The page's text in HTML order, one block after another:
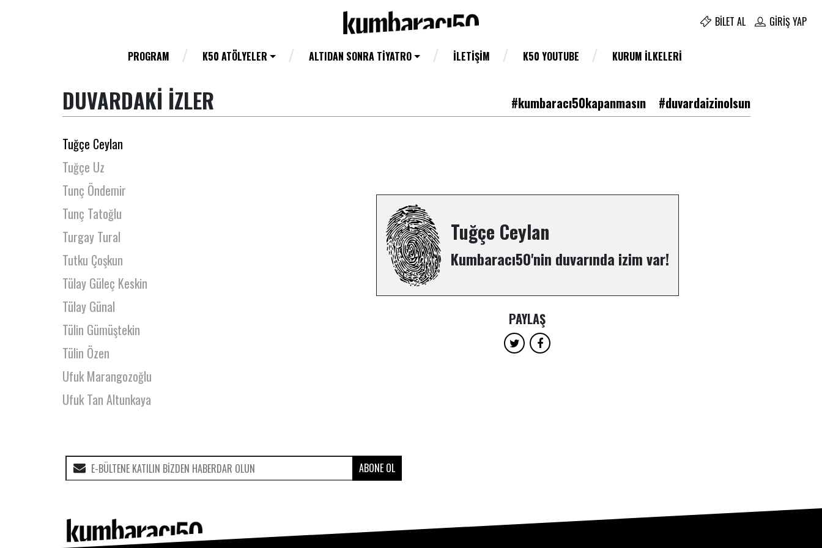
BILET AL GIRIŞ YAP
PROGRAM K50 ATÖLYELER ALTIDAN SONRA TIYATRO İLETIŞIM K50 YOUTUBE KURUM İLKELERI
DUVARDAKİ İZLER #kumbaracı50kapanmasın #duvardaizinolsun
Tuğba İyigün
Tuğçe Bilgin
Tuğçe Ceylan
Tuğçe Uz
Tunç Öndemir
Tunç Tatoğlu
Turgay Tural
Tutku Çoşkun
Tülay Güleç Keskin
Tülay Günal
Tülin Gümüştekin
Tülin Özen
Ufuk Marangozoğlu
Ufuk Tan Altunkaya
Uğur Tosun
Umur Çullu
Umut Aktaylı
Tuğçe Ceylan
Kumbaracı50'nin duvarında izim var!
PAYLAŞ
ABONE OL